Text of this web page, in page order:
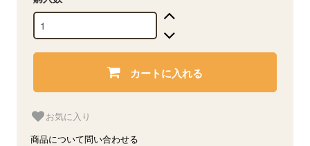
カートに入れる
お気に入り
商品について問い合わせる